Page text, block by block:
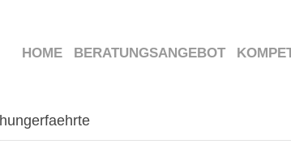
HOME BERATUNGSANGEBOT
hungerfaehrte